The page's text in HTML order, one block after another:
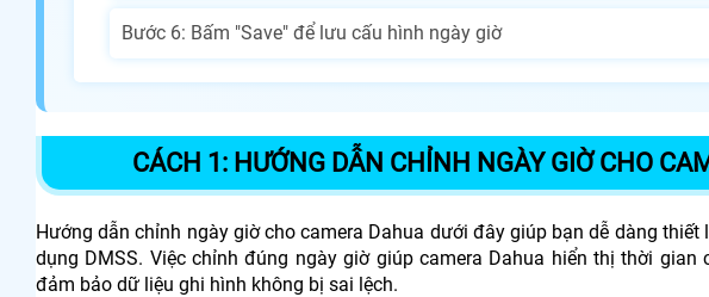
Bước 6: Bấm "Save" để lưu cấu hình ngày giờ
CÁCH 1: HƯỚNG DẪN CHỈNH NGÀY GIỜ CHO
Hướng dẫn chỉnh ngày giờ cho camera Dahua dưới đây giúp bạn dễ dàng
dụng DMSS. Việc chỉnh đúng ngày giờ giúp camera Dahua hiển thị thời
đảm bảo dữ liệu ghi hình không bị sai lệch.